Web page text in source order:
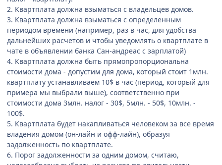
2. Квартплата должна взыматься с владельцев домов.
3. Квартплата должна взыматься с определенным
периодом времени (например, раз в час, для удобства
дальнейших расчетов и чтобы уведомлять о квартплате в
чате в объявлении банка Сан-андреас с зарплатой)
4. Квартплата должна быть прямопропорциональна
стоимости дома - допустим для дома, который стоит 1млн.
квартплату устанавливаем 10$ в час (период, который для
примера мы выбрали выше), соответственно при
стоимости дома 3млн. налог - 30$, 5млн. - 50$, 10млн. -
100$.
5. Квартплата будет накапливаться человеком за все время
владения домом (он-лайн и офф-лайн), образуя
задолженность по квартплате.
6. Порог задолженности за одним домом, считаю,